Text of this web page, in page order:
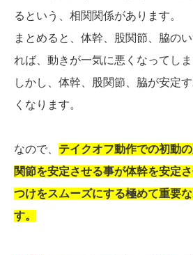
るという、相関関係があります。
まとめると、体幹、股関節、脇の
れば、動きが一気に悪くなってしま
しかし、体幹、股関節、脇が安定
くなります。
なので、 テイクオフ動作での初動
関節を安定させる事が体幹を安定
つけをスムーズにする極めて重要
す。